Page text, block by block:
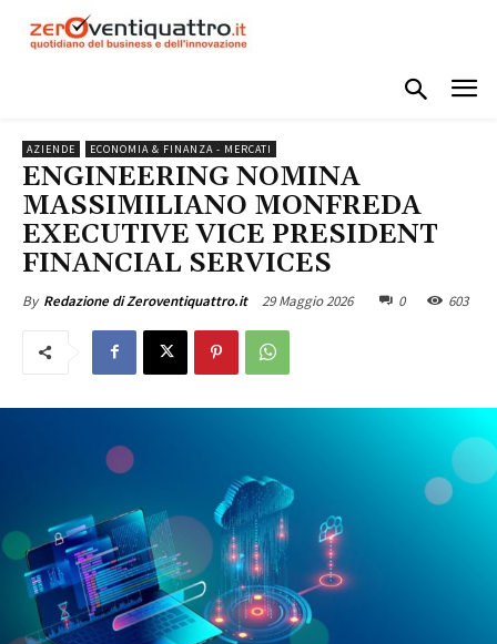
AZIENDE ECONOMIA & FINANZA - MERCATI
ENGINEERING NOMINA
MASSIMILIANO MONFREDA
EXECUTIVE VICE PRESIDENT
FINANCIAL SERVICES
By Redazione di Zeroventiquattro.it 29 Maggio 2026 0 603